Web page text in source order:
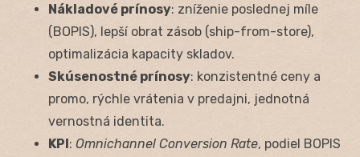
Nákladové prínosy: zníženie poslednej míle
(BOPIS), lepší obrat zásob (ship-from-store),
optimalizácia kapacity skladov.
Skúsenostné prínosy: konzistentné ceny a
promo, rýchle vrátenia v predajni, jednotná
vernostná identita.
KPI: Omnichannel Conversion Rate, podiel BOPIS